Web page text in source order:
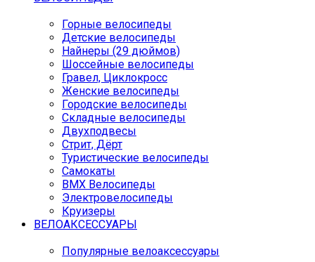
Горные велосипеды
Детские велосипеды
Найнеры (29 дюймов)
Шоссейные велосипеды
Гравел, Циклокросс
Женские велосипеды
Городcкие велосипеды
Складные велосипеды
Двухподвесы
Стрит, Дёрт
Туристические велосипеды
Самокаты
BMX Велосипеды
Электровелосипеды
Круизеры
ВЕЛОАКСЕССУАРЫ
Популярные велоаксессуары